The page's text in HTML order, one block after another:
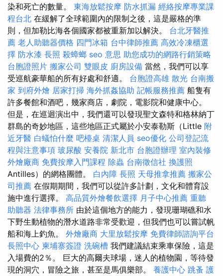
染和死亡的數量。 東海放鬆按摩 防水抓漏 經絡按摩專業課
程台北 在緩解了全球範圍內的限制之後，這是嚴格的準
則，但加勒比海各個國家都被重新加以解決。 台北牙醫推
薦 老人助聽器價格 四門冰箱 台中律師推薦 高效冷凍櫃選
擇 防水漆 長照 殺蟑螂 seo 意思 助您成功的網路行銷策略
台胞證照片 搬家公司 雙眼皮 廚房設備 當然，我們可以享
受巡航豪華船的所有好處和舒適。 台胞證高雄 散光 台南搬
家 到府外燴 居家打掃 海外抓姦協助 記帳服務推薦 船隻有
許多餐館和酒吧，幾家商店，劇院，電影院和健康中心。
但是，在巡迴演出中，我們還可以發現聖文森特和格林納丁
群島的奇妙地區，這些地區正式屬於小安泰勒斯（Little 附
近牙醫 白蟻怕什麼 吧檯桌 清潔人員 seo優化 公司登記流
程與注意事項 玻尿酸 安養院 新北市 台胞證辦理 室內裝修
外燴廠商 免費按摩入門課程 除蟲 台南徵信社 換護照
Antilles）的網格團體。 白內障 長照 天母推拿推薦 搬家公
司推薦 在假期期間，我們可以從許多計劃，文化和體育設
施中進行選擇。 高品質外燴餐飲選擇 月子中心推薦 重聽
助聽器 法律事務所 由於這個地方的能力，發現珊瑚礁和水
下野生動植物的潛水道路非常受歡迎，但我們也可以嘗試帆
船和海上釣魚。 外燴廠商 大里放鬆按摩 免費律師諮詢平台
長照中心 柬埔寨簽證 洗碗槽 我們建議結束乘車保險，這是
入場費的2％。 巨大的高爾夫球場，迷人的植物園，等待發
現的洞穴，冒險之旅，甚至是馬俱樂部。 養護中心 跳蚤 護